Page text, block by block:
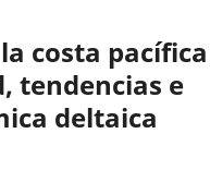
costa
tendencias e
deltaica